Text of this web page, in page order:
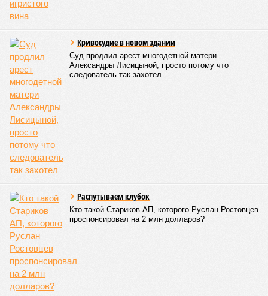
Кривосудие в новом здании
Суд продлил арест многодетной матери
Александры Лисицыной, просто потому что
следователь так захотел
Распутываем клубок
Кто такой Стариков АП, которого Руслан Ростовцев
проспонсировал на 2 млн долларов?